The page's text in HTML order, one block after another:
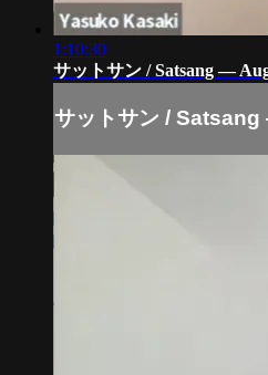
1:10:30
サットサン / Satsang —
サットサン /